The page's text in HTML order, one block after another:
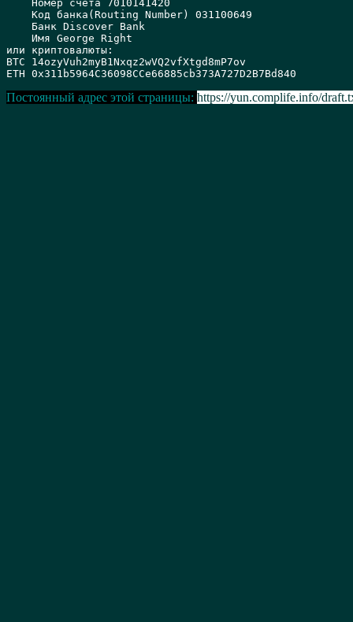
    Номер счета 7010141420
    Код банка(Routing Number) 031100649
    Банк Discover Bank
    Имя George Right
или криптовалюты:
BTC 14ozyVuh2myB1Nxqz2wVQ2vfXtgd8mP7ov
Постоянный адрес этой страницы: https://yun.complife.info/